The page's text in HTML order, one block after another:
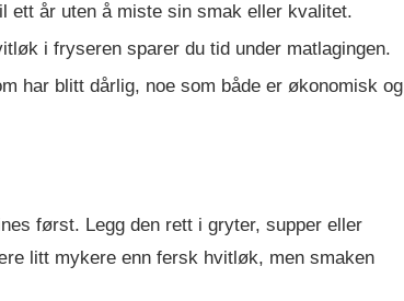
ett år uten å miste sin smak eller kvalitet.
i fryseren sparer du tid under matlagingen.
har blitt dårlig, noe som både er økonomisk og
først. Legg den rett i gryter, supper eller
litt mykere enn fersk hvitløk, men smaken